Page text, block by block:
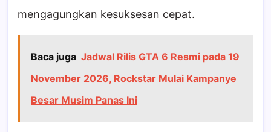
mengagungkan kesuksesan cepat.
Baca juga Jadwal Rilis GTA 6 Resmi pada 19
November 2026, Rockstar Mulai Kampanye
Besar Musim Panas Ini